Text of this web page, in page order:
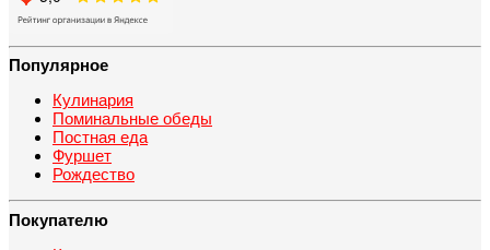
Популярное
Кулинария
Поминальные обеды
Постная еда
Фуршет
Рождество
Покупателю